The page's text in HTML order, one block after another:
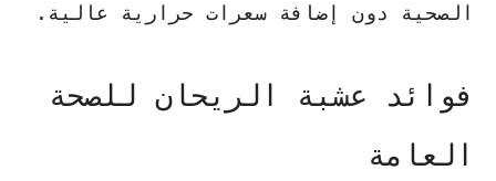
الصحية دون إضافة سعرات حرارية عالية.
فوائد عشبة الريحان للصحة
العامة